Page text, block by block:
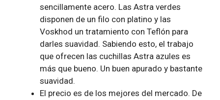
sencillamente acero. Las Astra verdes
disponen de un filo con platino y las
Voskhod un tratamiento con Teflón para
darles suavidad. Sabiendo esto, el trabajo
que ofrecen las cuchillas Astra azules es
más que bueno. Un buen apurado y bastante
suavidad.
El precio es de los mejores del mercado. De